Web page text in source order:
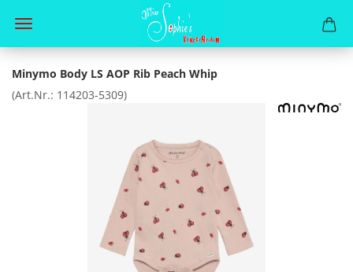
Minymo Body LS AOP Rib Peach Whip
(Art.Nr.: 114203-5309)